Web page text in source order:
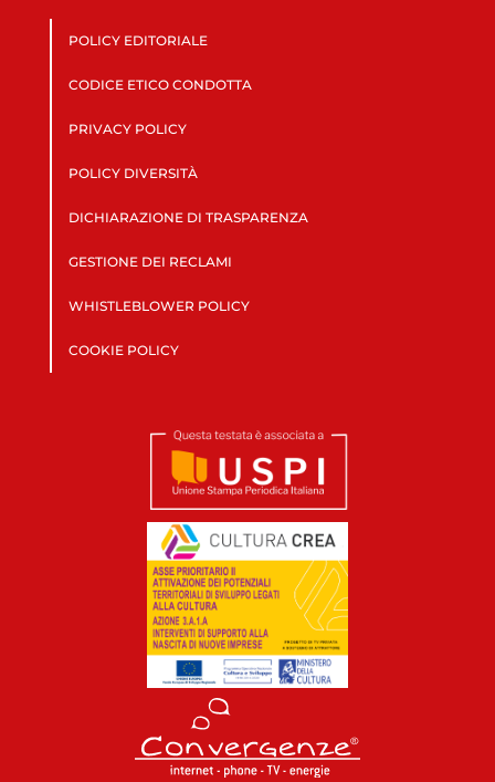
POLICY EDITORIALE
CODICE ETICO CONDOTTA
PRIVACY POLICY
POLICY DIVERSITÀ
DICHIARAZIONE DI TRASPARENZA
GESTIONE DEI RECLAMI
WHISTLEBLOWER POLICY
COOKIE POLICY